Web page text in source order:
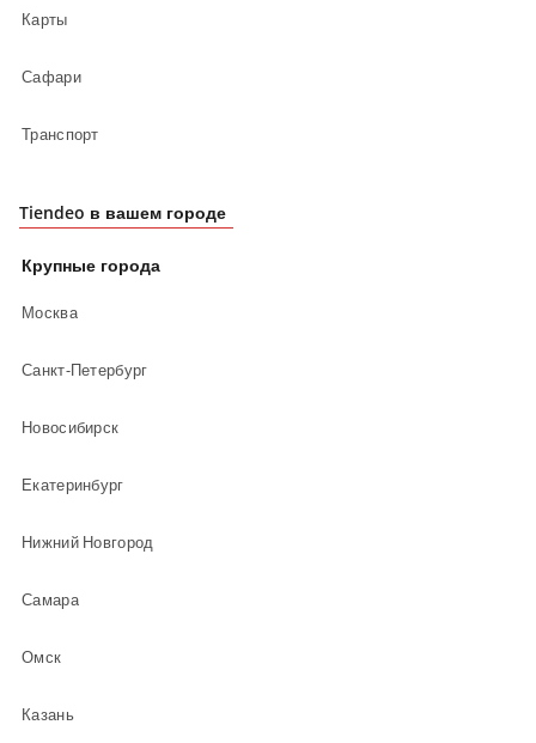
Карты
Сафари
Транспорт
Tiendeo в вашем городе
Крупные города
Москва
Санкт-Петербург
Новосибирск
Екатеринбург
Нижний Новгород
Самара
Омск
Казань